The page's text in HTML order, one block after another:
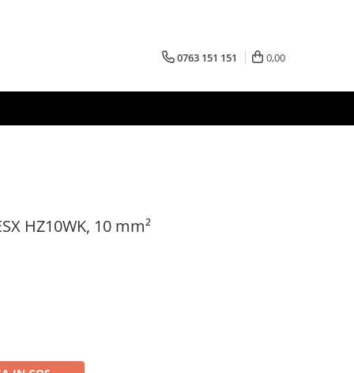
0763 151 151 0,00
HZ10WK, 10 mm²